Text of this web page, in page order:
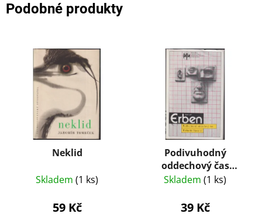
Podobné produkty
Neklid
Skladem (1 ks)
59 Kč
Podivuhodný
oddechový čas
Richarda Bartoně –
Skladem (1 ks)
39 Kč